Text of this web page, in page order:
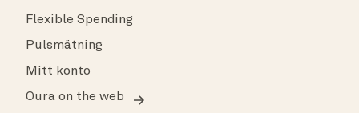
Flexible Spending
Pulsmätning
Mitt konto
Oura on the web